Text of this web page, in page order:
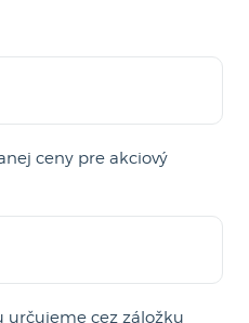
ceny pre akciový
určujeme cez záložku